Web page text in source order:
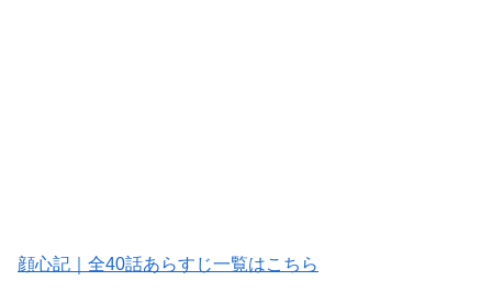
顔心記｜全40話あらすじ一覧はこちら